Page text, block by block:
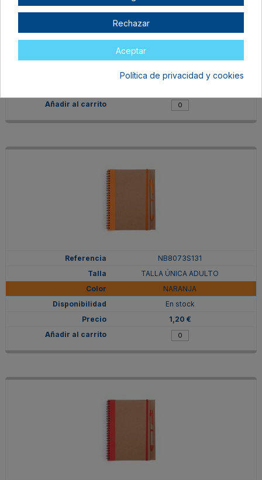
TALLA ÚNICA ADULTO
En stock
NB8073S131
TALLA ÚNICA ADULTO
NARANJA
En stock
1,20 €
Rechazar
Aceptar
Política de privacidad y cookies